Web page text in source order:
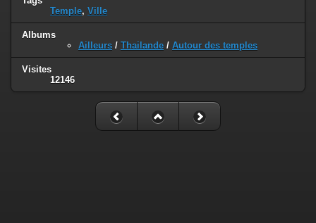
Temple, Ville
Albums
Ailleurs / Thailande / Autour des temples
Visites
12146